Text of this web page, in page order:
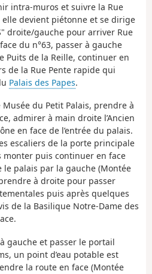
intra-muros et suivre la Rue
devient piétonne et se dirige
droite/gauche pour arriver Rue
du n°63, passer à gauche
Puits de la Reille, continuer en
de la Rue Pente rapide qui
Palais des Papes.
du Petit Palais, prendre à
admirer à main droite l’Ancien
en face de l’entrée du palais.
escaliers de la porte principale
monter puis continuer en face
palais par la gauche (Montée
à droite pour passer
puis après quelques
de la Basilique Notre-Dame des
gauche et passer le portail
un point d’eau potable est
la route en face (Montée